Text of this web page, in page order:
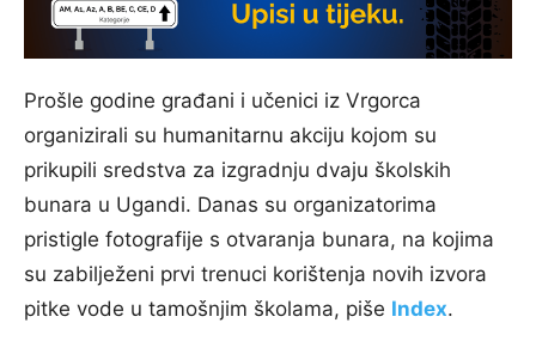
Prošle godine građani i učenici iz Vrgorca
organizirali su humanitarnu akciju kojom su
prikupili sredstva za izgradnju dvaju školskih
bunara u Ugandi. Danas su organizatorima
pristigle fotografije s otvaranja bunara, na kojima
su zabilježeni prvi trenuci korištenja novih izvora
pitke vode u tamošnjim školama, piše Index.